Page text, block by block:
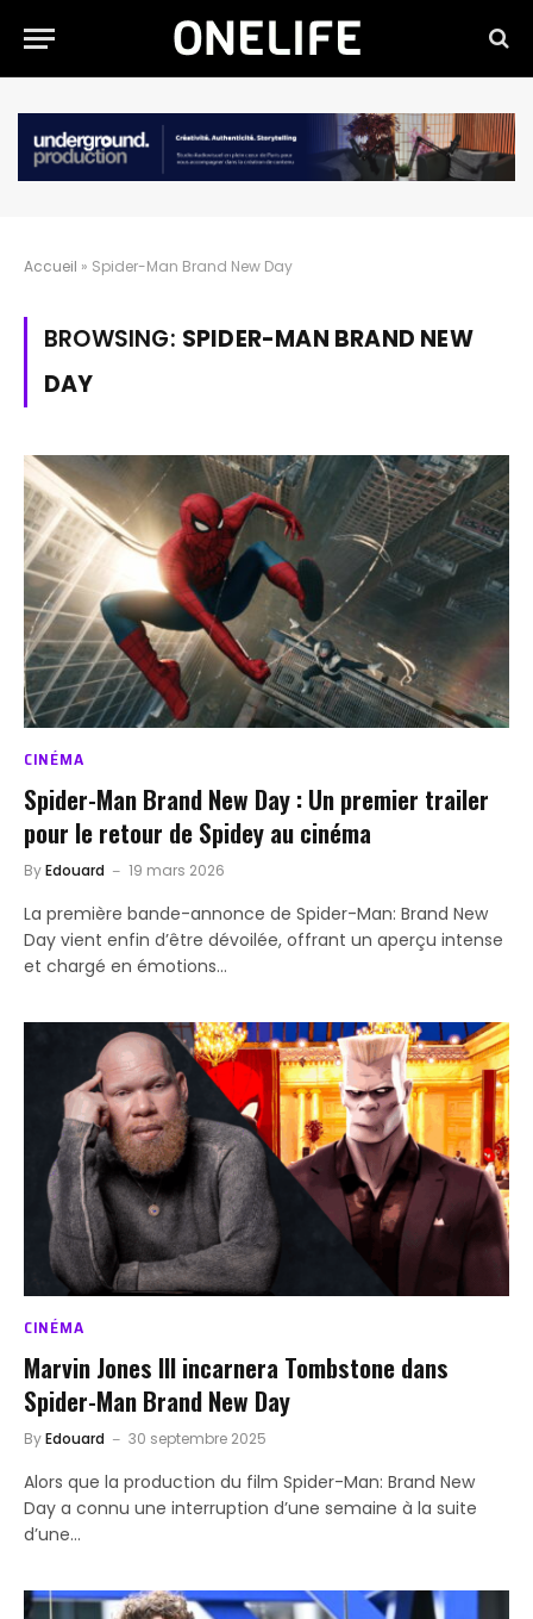
Accueil » Spider-Man Brand New Day
BROWSING: SPIDER-MAN BRAND NEW
DAY
CINÉMA
Spider-Man Brand New Day : Un premier trailer
pour le retour de Spidey au cinéma
ByEdouard 19 mars 2026
La première bande-annonce de Spider-Man: Brand New
Day vient enfin d’être dévoilée, offrant un aperçu intense
et chargé en émotions…
CINÉMA
Marvin Jones III incarnera Tombstone dans
Spider-Man Brand New Day
ByEdouard 30 septembre 2025
Alors que la production du film Spider-Man: Brand New
Day a connu une interruption d’une semaine à la suite
d’une…